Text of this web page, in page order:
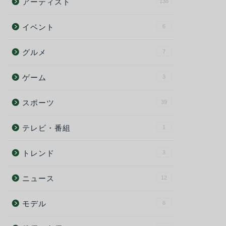
アーティスト
イベント 6
グルメ 7
ゲーム 3
スポーツ 39
テレビ・番組 1
トレンド 3
ニュース 12
モデル 8